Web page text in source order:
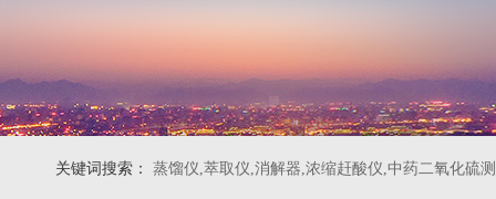
关键词搜索： 蒸馏仪,萃取仪,消解器,浓缩赶酸仪,中药二氧化硫